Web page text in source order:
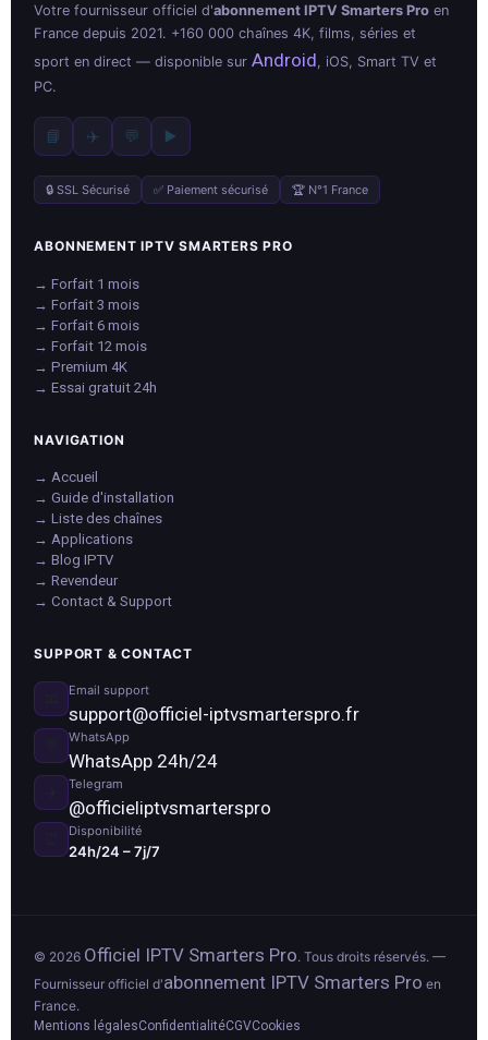
Votre fournisseur officiel d'abonnement IPTV Smarters Pro en
France depuis 2021. +160 000 chaînes 4K, films, séries et
sport en direct — disponible surAndroid, iOS, Smart TV et
PC.
📘 ✈️ 💬 ▶️
🔒 SSL Sécurisé ✅ Paiement sécurisé 🏆 N°1 France
ABONNEMENT IPTV SMARTERS PRO
→ Forfait 1 mois
→ Forfait 3 mois
→ Forfait 6 mois
→ Forfait 12 mois
→ Premium 4K
→ Essai gratuit 24h
NAVIGATION
→ Accueil
→ Guide d'installation
→ Liste des chaînes
→ Applications
→ Blog IPTV
→ Revendeur
→ Contact & Support
SUPPORT & CONTACT
Email support
support@officiel-iptvsmarterspro.fr
WhatsApp
WhatsApp 24h/24
Telegram
@officieliptvsmarterspro
Disponibilité
24h/24 – 7j/7
© 2026 Officiel IPTV Smarters Pro. Tous droits réservés. —
Fournisseur officiel d'abonnement IPTV Smarters Pro en
France.
Mentions légalesConfidentialitéCGVCookies